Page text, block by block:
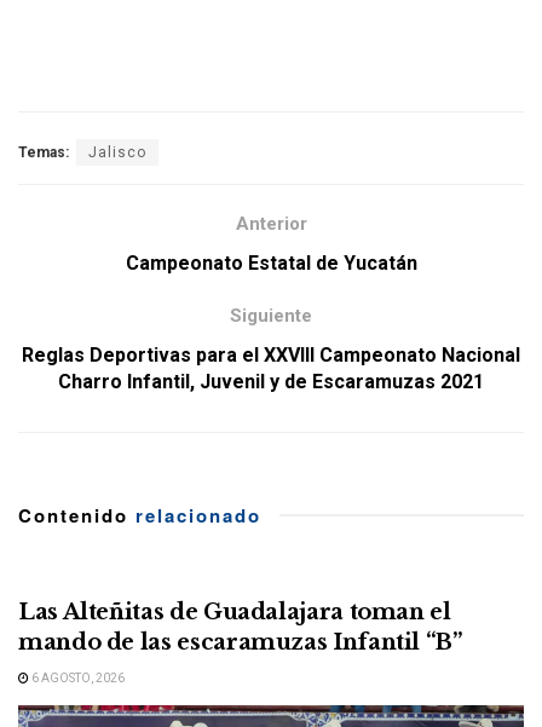
Temas: Jalisco
Anterior
Campeonato Estatal de Yucatán
Siguiente
Reglas Deportivas para el XXVIII Campeonato Nacional
Charro Infantil, Juvenil y de Escaramuzas 2021
Contenido relacionado
Las Alteñitas de Guadalajara toman el
mando de las escaramuzas Infantil “B”
6 AGOSTO, 2026